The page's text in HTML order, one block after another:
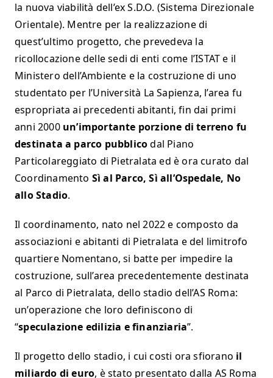
la nuova viabilità dell’ex S.D.O. (Sistema Direzionale
Orientale). Mentre per la realizzazione di
quest’ultimo progetto, che prevedeva la
ricollocazione delle sedi di enti come l’ISTAT e il
Ministero dell’Ambiente e la costruzione di uno
studentato per l’Università La Sapienza, l’area fu
espropriata ai precedenti abitanti, fin dai primi
anni 2000 un’importante porzione di terreno fu
destinata a parco pubblicodal Piano
Particolareggiato di Pietralata ed è ora curato dal
Coordinamento Sì al Parco, Sì all’Ospedale, No
allo Stadio.
Il coordinamento, nato nel 2022 e composto da
associazioni e abitanti di Pietralata e del limitrofo
quartiere Nomentano, si batte per impedire la
costruzione, sull’area precedentemente destinata
al Parco di Pietralata, dello stadio dell’AS Roma:
un’operazione che loro definiscono di
“speculazione edilizia e finanziaria”.
Il progetto dello stadio, i cui costi ora sfiorano il
miliardo di euro, è stato presentato dalla AS Roma